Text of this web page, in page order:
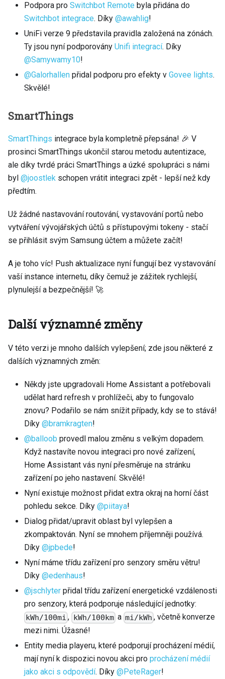
Podpora pro Switchbot Remote byla přidána do
Switchbot integrace. Díky @awahlig!
UniFi verze 9 představila pravidla založená na zónách.
Ty jsou nyní podporovány Unifi integrací. Díky
@Samywamy10!
@Galorhallen přidal podporu pro efekty v Govee lights.
Skvělé!
SmartThings
SmartThings integrace byla kompletně přepsána! 🎉 V
prosinci SmartThings ukončil starou metodu autentizace,
ale díky tvrdé práci SmartThings a úzké spolupráci s námi
byl @joostlek schopen vrátit integraci zpět - lepší než kdy
předtím.
Už žádné nastavování routování, vystavování portů nebo
vytváření vývojářských účtů s přístupovými tokeny - stačí
se přihlásit svým Samsung účtem a můžete začít!
A je toho víc! Push aktualizace nyní fungují bez vystavování
vaší instance internetu, díky čemuž je zážitek rychlejší,
plynulejší a bezpečnější! 🚀
Další významné změny
V této verzi je mnoho dalších vylepšení; zde jsou některé z
dalších významných změn:
Někdy jste upgradovali Home Assistant a potřebovali
udělat hard refresh v prohlížeči, aby to fungovalo
znovu? Podařilo se nám snížit případy, kdy se to stává!
Díky @bramkragten!
@balloob provedl malou změnu s velkým dopadem.
Když nastavíte novou integraci pro nové zařízení,
Home Assistant vás nyní přesměruje na stránku
zařízení po jeho nastavení. Skvělé!
Nyní existuje možnost přidat extra okraj na horní část
pohledu sekce. Díky @piitaya!
Dialog přidat/upravit oblast byl vylepšen a
zkompaktován. Nyní se mnohem příjemněji používá.
Díky @jpbede!
Nyní máme třídu zařízení pro senzory směru větru!
Díky @edenhaus!
@jschlyter přidal třídu zařízení energetické vzdálenosti
pro senzory, která podporuje následující jednotky:
kWh/100mi , kWh/100km a mi/kWh , včetně konverze
mezi nimi. Úžasné!
Entity media playeru, které podporují procházení médií,
mají nyní k dispozici novou akci pro procházení médií
jako akci s odpovědí. Díky @PeteRager!